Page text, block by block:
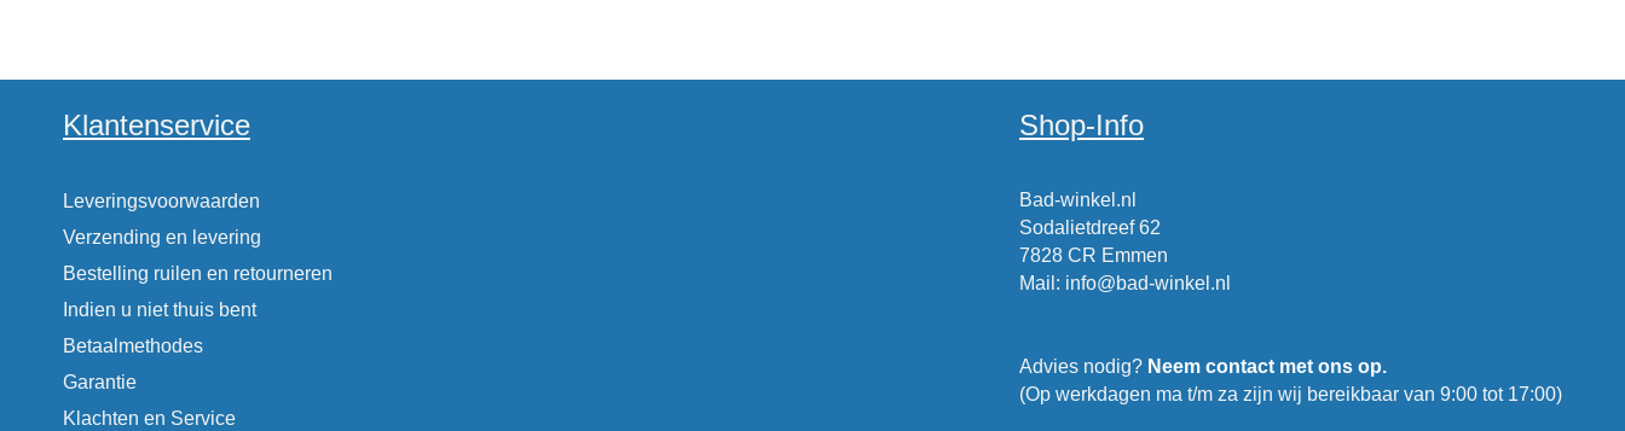
Klantenservice
Leveringsvoorwaarden
Verzending en levering
Bestelling ruilen en retourneren
Indien u niet thuis bent
Betaalmethodes
Garantie
Klachten en Service
Shop-Info
Bad-winkel.nl
Sodalietdreef 62
7828 CR Emmen
Mail : info@bad-winkel.nl
Advies nodig? Neem contact met ons op.
(Op werkdagen ma t/m za zijn wij bereikbaar van 9:00 tot 17:00)